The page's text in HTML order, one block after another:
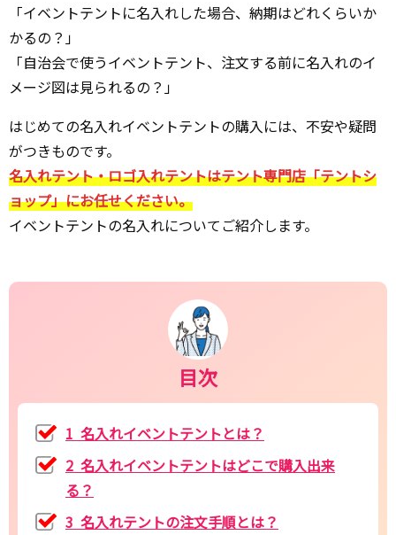
「イベントテントに名入れした場合、納期はどれくらいか
かるの？」
「自治会で使うイベントテント、注文する前に名入れのイ
メージ図は見られるの？」
はじめての名入れイベントテントの購入には、不安や疑問
がつきものです。
名入れテント・ロゴ入れテントはテント専門店「テントシ
ョップ」にお任せください。
イベントテントの名入れについてご紹介します。
目次
1 名入れイベントテントとは？
2 名入れイベントテントはどこで購入出来
る？
3 名入れテントの注文手順とは？